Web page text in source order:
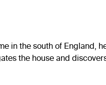
in the south of England,
the house and